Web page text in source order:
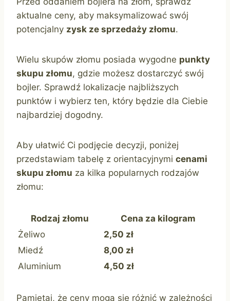
aktualne ceny, aby maksymalizować swój
potencjalny zysk ze sprzedaży złomu.
Wielu skupów złomu posiada wygodne punkty
skupu złomu, gdzie możesz dostarczyć swój
bojler. Sprawdź lokalizacje najbliższych
punktów i wybierz ten, który będzie dla Ciebie
najbardziej dogodny.
Aby ułatwić Ci podjęcie decyzji, poniżej
przedstawiam tabelę z orientacyjnymi cenami
skupu złomu za kilka popularnych rodzajów
złomu:
Rodzaj złomu
Cena za kilogram
Żeliwo
2,50 zł
Miedź
8,00 zł
Aluminium
4,50 zł
Pamiętaj, że ceny mogą się różnić w zależności